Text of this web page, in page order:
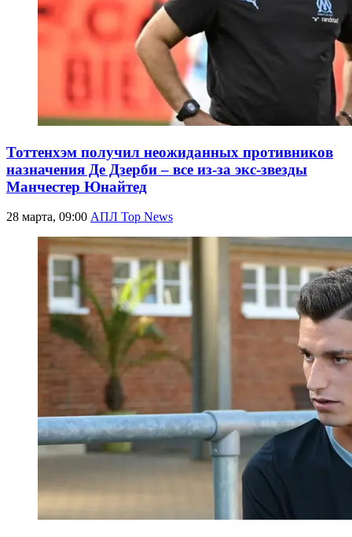
Тоттенхэм получил неожиданных противников
назначения Де Дзерби – все из-за экс-звезды
Манчестер Юнайтед
28 марта, 09:00 АПЛ Top News